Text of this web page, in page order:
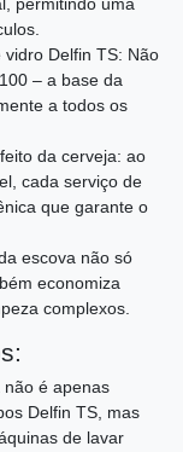
Delfin TS: Não
– a base da
a todos os
da cerveja: ao
cada serviço de
que garante o
escova não só
economiza
complexos.
não é apenas
Delfin TS, mas
de lavar